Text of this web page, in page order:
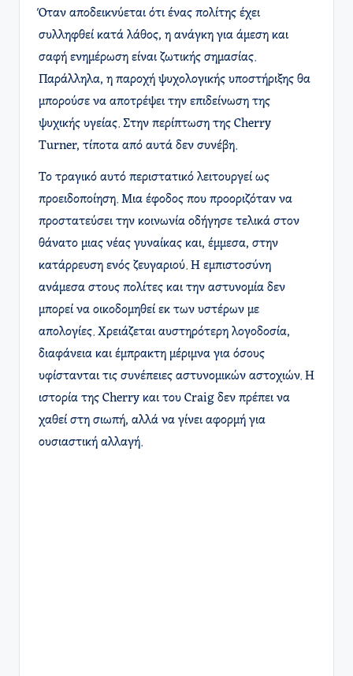
Όταν αποδεικνύεται ότι ένας πολίτης έχει
συλληφθεί κατά λάθος, η ανάγκη για άμεση και
σαφή ενημέρωση είναι ζωτικής σημασίας.
Παράλληλα, η παροχή ψυχολογικής υποστήριξης θα
μπορούσε να αποτρέψει την επιδείνωση της
ψυχικής υγείας. Στην περίπτωση της Cherry
Turner, τίποτα από αυτά δεν συνέβη.
Το τραγικό αυτό περιστατικό λειτουργεί ως
προειδοποίηση. Μια έφοδος που προοριζόταν να
προστατεύσει την κοινωνία οδήγησε τελικά στον
θάνατο μιας νέας γυναίκας και, έμμεσα, στην
κατάρρευση ενός ζευγαριού. Η εμπιστοσύνη
ανάμεσα στους πολίτες και την αστυνομία δεν
μπορεί να οικοδομηθεί εκ των υστέρων με
απολογίες. Χρειάζεται αυστηρότερη λογοδοσία,
διαφάνεια και έμπρακτη μέριμνα για όσους
υφίστανται τις συνέπειες αστυνομικών αστοχιών. Η
ιστορία της Cherry και του Craig δεν πρέπει να
χαθεί στη σιωπή, αλλά να γίνει αφορμή για
ουσιαστική αλλαγή.